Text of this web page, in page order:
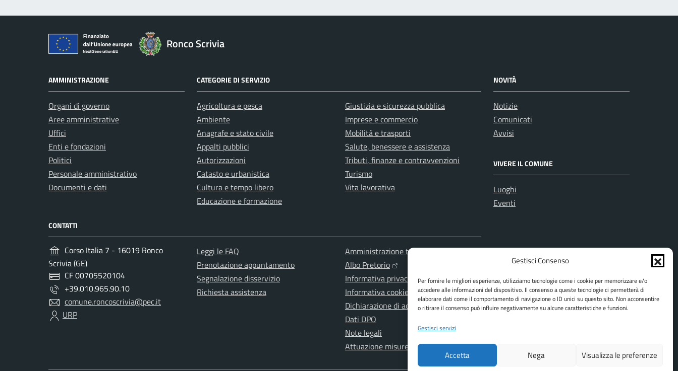
Gestisci Consenso
Per fornire le migliori esperienze, utilizziamo tecnologie come i cookie per memorizzare e/o
accedere alle informazioni del dispositivo. Il consenso a queste tecnologie ci permetterà di
elaborare dati come il comportamento di navigazione o ID unici su questo sito. Non acconsentire
o ritirare il consenso può influire negativamente su alcune caratteristiche e funzioni.
Gestisci servizi
Accetta Nega Visualizza le preferenze
Ronco Scrivia
AMMINISTRAZIONE
Organi di governo
Aree amministrative
Uffici
Enti e fondazioni
Politici
Personale amministrativo
Documenti e dati
CATEGORIE DI SERVIZIO
Agricoltura e pesca
Ambiente
Anagrafe e stato civile
Appalti pubblici
Autorizzazioni
Catasto e urbanistica
Cultura e tempo libero
Educazione e formazione
Giustizia e sicurezza pubblica
Imprese e commercio
Mobilità e trasporti
Salute, benessere e assistenza
Tributi, finanze e contravvenzioni
Turismo
Vita lavorativa
NOVITÀ
Notizie
Comunicati
Avvisi
VIVERE IL COMUNE
Luoghi
Eventi
CONTATTI
Corso Italia 7 - 16019 Ronco
Scrivia (GE)
CF 00705520104
+39.010.965.90.10
comune.roncoscrivia@pec.it
URP
Leggi le FAQ
Prenotazione appuntamento
Segnalazione disservizio
Richiesta assistenza
Amministrazione trasparente
Albo Pretorio
Informativa privacy
Informativa cookies
Dichiarazione di accessibilità
Dati DPO
Note legali
Attuazione misure PNRR